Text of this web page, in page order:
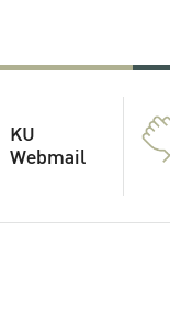
KU
Webmail